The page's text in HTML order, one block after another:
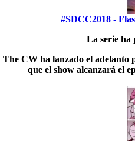
#SDCC2018 -
La serie ha
The CW ha lanzado el adelanto
que el show alcanzará el